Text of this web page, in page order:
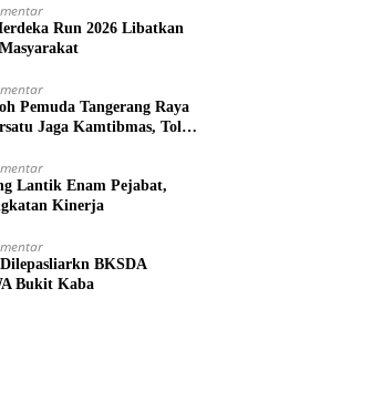
Run 2026 Libatkan
Pemuda Tangerang Raya
Jaga Kamtibmas, Tolak
Lantik Enam Pejabat,
Kinerja
BKSDA
Bukit Kaba